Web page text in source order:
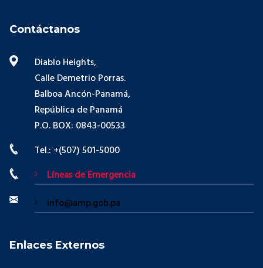
Contáctanos
Diablo Heights,
Calle Demetrio Porras.
Balboa Ancón-Panamá,
República de Panamá
P.O. BOX: 0843-00533
Tel.: +(507) 501-5000
Líneas de Emergencia
info@amp.gob.pa
Enlaces Externos